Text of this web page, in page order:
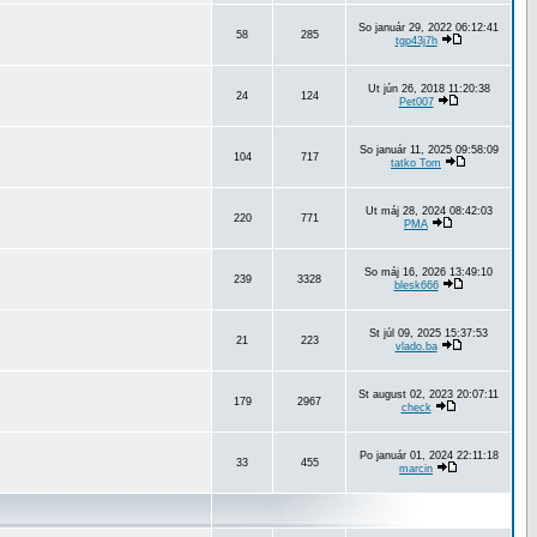
58 285
So január 29, 2022 06:12:41
tgp43j7h
24 124
Ut jún 26, 2018 11:20:38
Pet007
104 717
So január 11, 2025 09:58:09
tatko Tom
220 771
Ut máj 28, 2024 08:42:03
PMA
239 3328
So máj 16, 2026 13:49:10
blesk666
21 223
St júl 09, 2025 15:37:53
vlado.ba
179 2967
St august 02, 2023 20:07:11
check
33 455
Po január 01, 2024 22:11:18
marcin